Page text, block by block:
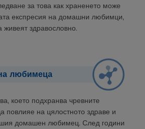
за това как храненето може
експресия на домашни любимци,
здравословно.
любимеца
което подхранва чревните
повлияе на цялостното здраве и
домашен любимец. След години